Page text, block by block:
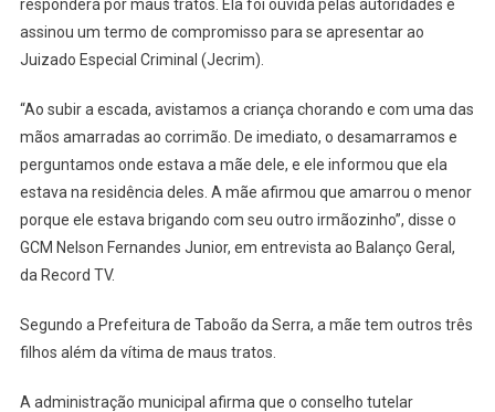
responderá por maus tratos. Ela foi ouvida pelas autoridades e
assinou um termo de compromisso para se apresentar ao
Juizado Especial Criminal (Jecrim).
“Ao subir a escada, avistamos a criança chorando e com uma das
mãos amarradas ao corrimão. De imediato, o desamarramos e
perguntamos onde estava a mãe dele, e ele informou que ela
estava na residência deles. A mãe afirmou que amarrou o menor
porque ele estava brigando com seu outro irmãozinho”, disse o
GCM Nelson Fernandes Junior, em entrevista ao Balanço Geral,
da Record TV.
Segundo a Prefeitura de Taboão da Serra, a mãe tem outros três
filhos além da vítima de maus tratos.
A administração municipal afirma que o conselho tutelar